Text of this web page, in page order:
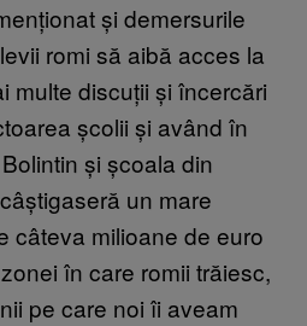
și demersurile
romi să aibă acces la
multe discuții și încercări
școlii și având în
și școala din
un mare
câteva milioane de euro
în care romii trăiesc,
pe care noi îi aveam